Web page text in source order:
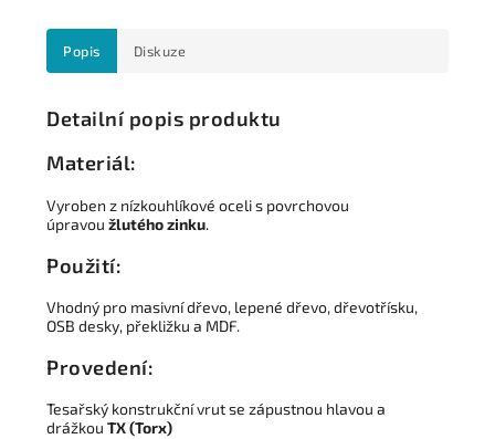
Popis Diskuze
Detailní popis produktu
Materiál:
Vyroben z nízkouhlíkové oceli s povrchovou
úpravou žlutého zinku.
Použití:
Vhodný pro masivní dřevo, lepené dřevo, dřevotřísku,
OSB desky, překližku a MDF.
Provedení:
Tesařský konstrukční vrut se zápustnou hlavou a
drážkou TX (Torx)